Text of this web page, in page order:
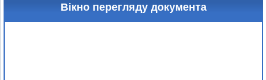
Вікно перегляду документа